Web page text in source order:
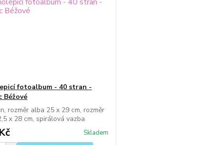
fotoalbum - 40 stran -
Béžové
rozměr alba 25 x 29 cm, rozměr
x 28 cm, spirálová vazba
Skladem